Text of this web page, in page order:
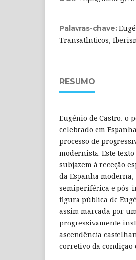
Palavras-chave:
Transatlnticos,
RESUMO
Eugénio de Castro, o
celebrado em
processo de
modernista. Este
subjazem à receção
da Espanha
semiperiférica e pós-
figura pública de
assim marcada por
progressivamente
ascendência
corretivo da condição